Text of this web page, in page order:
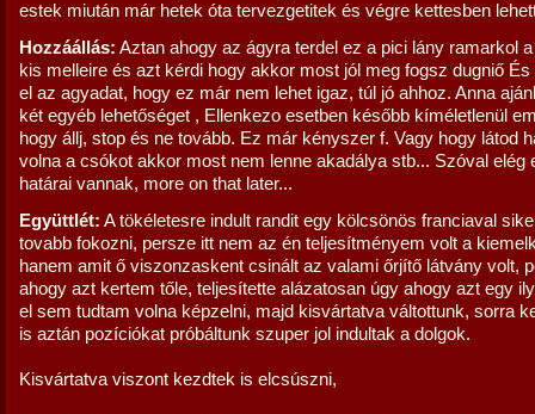
estek miután már hetek óta tervezgetitek és végre kettesben
Hozzáállás: Aztan ahogy az ágyra terdel ez a pici lány ramarkol
kis melleire és azt kérdi hogy akkor most jól meg fogsz dugniő És
el az agyadat, hogy ez már nem lehet igaz, túl jó ahhoz. Anna
két egyéb lehetőséget , Ellenkezo esetben később kíméletlenül
hogy állj, stop és ne tovább. Ez már kényszer f. Vagy hogy látod
volna a csókot akkor most nem lenne akadálya stb... Szóval elég
határai vannak, more on that later...
Együttlét: A tökéletesre indult randit egy kölcsönös franciaval
tovabb fokozni, persze itt nem az én teljesítményem volt a
hanem amit ő viszonzaskent csinált az valami őrjítő látvány volt,
ahogy azt kertem tőle, teljesítette alázatosan úgy ahogy azt egy
el sem tudtam volna képzelni, majd kisvártatva váltottunk, sorra
is aztán pozíciókat próbáltunk szuper jol indultak a dolgok.
Kisvártatva viszont kezdtek is elcsúszni,